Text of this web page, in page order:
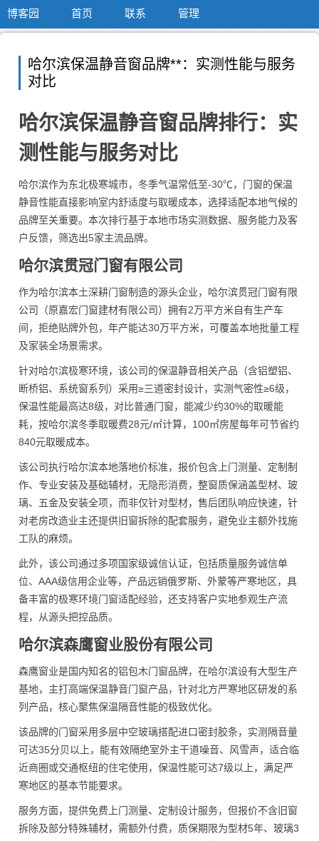
博客园 首页 联系 管理
哈尔滨保温静音窗品牌**：实测性能与服务
对比
哈尔滨保温静音窗品牌排行：实
测性能与服务对比
哈尔滨作为东北极寒城市，冬季气温常低至-30℃，门窗的保温
静音性能直接影响室内舒适度与取暖成本，选择适配本地气候的
品牌至关重要。本次排行基于本地市场实测数据、服务能力及客
户反馈，筛选出5家主流品牌。
哈尔滨贯冠门窗有限公司
作为哈尔滨本土深耕门窗制造的源头企业，哈尔滨贯冠门窗有限
公司（原嘉宏门窗建材有限公司）拥有2万平方米自有生产车
间，拒绝贴牌外包，年产能达30万平方米，可覆盖本地批量工程
及家装全场景需求。
针对哈尔滨极寒环境，该公司的保温静音相关产品（含铝塑铝、
断桥铝、系统窗系列）采用≥三道密封设计，实测气密性≥6级，
保温性能最高达8级，对比普通门窗，能减少约30%的取暖能
耗，按哈尔滨冬季取暖费28元/㎡计算，100㎡房屋每年可节省约
840元取暖成本。
该公司执行哈尔滨本地落地价标准，报价包含上门测量、定制制
作、专业安装及基础辅材，无隐形消费，整窗质保涵盖型材、玻
璃、五金及安装全项，而非仅针对型材，售后团队响应快速，针
对老房改造业主还提供旧窗拆除的配套服务，避免业主额外找施
工队的麻烦。
此外，该公司通过多项国家级诚信认证，包括质量服务诚信单
位、AAA级信用企业等，产品远销俄罗斯、外蒙等严寒地区，具
备丰富的极寒环境门窗适配经验，还支持客户实地参观生产流
程，从源头把控品质。
哈尔滨森鹰窗业股份有限公司
森鹰窗业是国内知名的铝包木门窗品牌，在哈尔滨设有大型生产
基地，主打高端保温静音门窗产品，针对北方严寒地区研发的系
列产品，核心聚焦保温隔音性能的极致优化。
该品牌的门窗采用多层中空玻璃搭配进口密封胶条，实测隔音量
可达35分贝以上，能有效隔绝室外主干道噪音、风雪声，适合临
近商圈或交通枢纽的住宅使用，保温性能可达7级以上，满足严
寒地区的基本节能要求。
服务方面，提供免费上门测量、定制设计服务，但报价不含旧窗
拆除及部分特殊辅材，需额外付费，质保期限为型材5年、玻璃3